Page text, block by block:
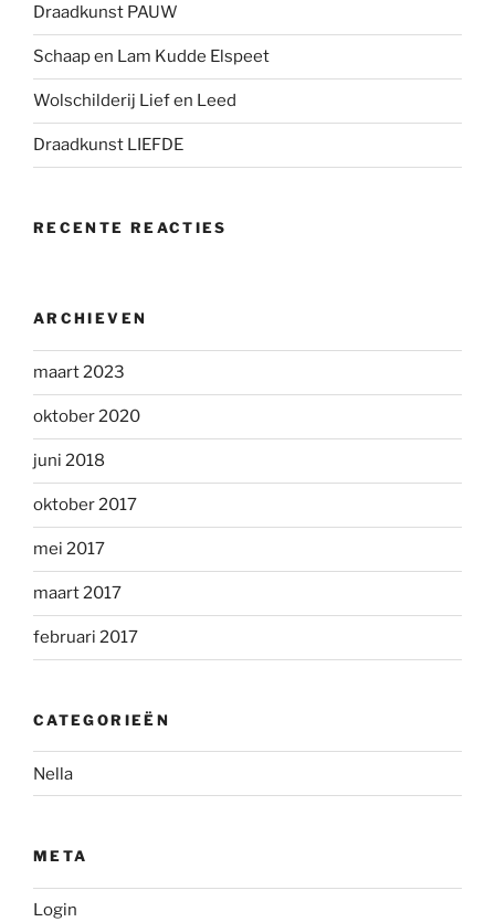
Draadkunst PAUW
Schaap en Lam Kudde Elspeet
Wolschilderij Lief en Leed
Draadkunst LIEFDE
RECENTE REACTIES
ARCHIEVEN
maart 2023
oktober 2020
juni 2018
oktober 2017
mei 2017
maart 2017
februari 2017
CATEGORIEËN
Nella
META
Login